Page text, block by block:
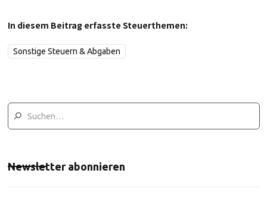
In diesem Beitrag erfasste Steuerthemen:
Sonstige Steuern & Abgaben
Newsletter abonnieren